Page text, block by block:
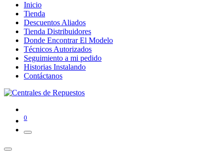
Inicio
Tienda
Descuentos Aliados
Tienda Distribuidores
Donde Encontrar El Modelo
Técnicos Autorizados
Seguimiento a mi pedido
Historias Instalando
Contáctanos
0